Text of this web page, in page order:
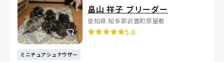
畠山 祥子 ブリーダー
愛知県 知多郡武豊町原屋敷
5.0
ミニチュアシュナウザー